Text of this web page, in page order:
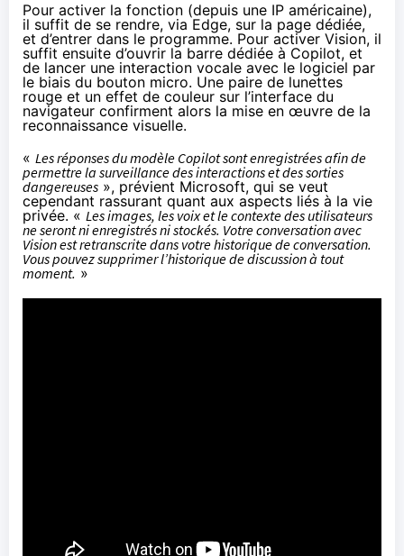
Pour activer la fonction (depuis une IP américaine),
il suffit de se rendre, via Edge, sur la page dédiée,
et d’entrer dans le programme. Pour activer Vision, il
suffit ensuite d’ouvrir la barre dédiée à Copilot, et
de lancer une interaction vocale avec le logiciel par
le biais du bouton micro. Une paire de lunettes
rouge et un effet de couleur sur l’interface du
navigateur confirment alors la mise en œuvre de la
reconnaissance visuelle.
« Les réponses du modèle Copilot sont enregistrées afin de
permettre la surveillance des interactions et des sorties
dangereuses », prévient Microsoft, qui se veut
cependant rassurant quant aux aspects liés à la vie
privée. « Les images, les voix et le contexte des utilisateurs
ne seront ni enregistrés ni stockés. Votre conversation avec
Vision est retranscrite dans votre historique de conversation.
Vous pouvez supprimer l’historique de discussion à tout
moment. »